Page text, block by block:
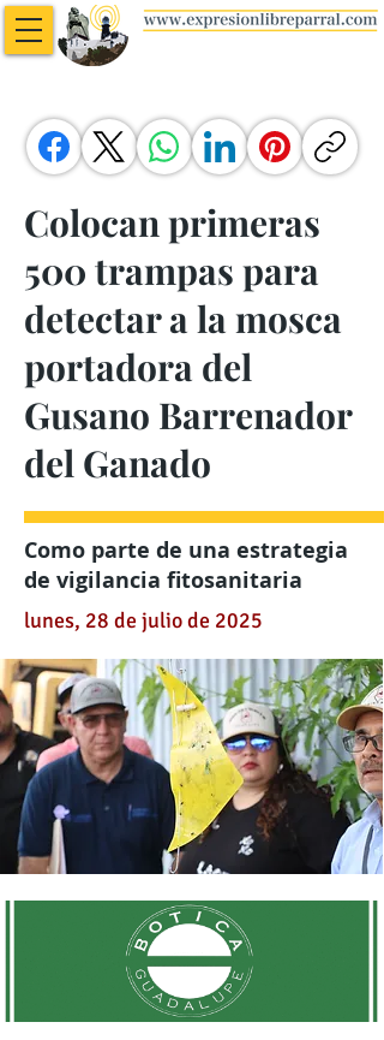
Colocan primeras
500 trampas para
detectar a la mosca
portadora del
Gusano Barrenador
del Ganado
Como parte de una estrategia
de vigilancia fitosanitaria
lunes, 28 de julio de 2025